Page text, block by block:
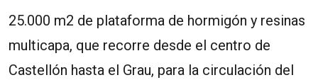
25.000 m2 de plataforma de hormigón y resinas
multicapa, que recorre desde el centro de
Castellón hasta el Grau, para la circulación del